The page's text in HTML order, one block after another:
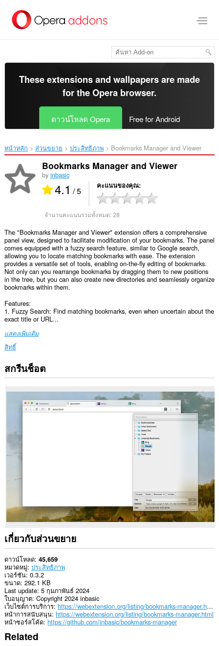
These extensions and wallpapers are made
for theOpera browser.
ดาวน์โหลด Opera Free for Android
หน้าหลัก ส่วนขยาย ประสิทธิภาพ Bookmarks Manager and Viewer‎
Bookmarks Manager and Viewer
by inbasic
4.1 / 5 คะแนนของคุณ
จำนวนคะแนนรวมทั้งหมด:28
The "Bookmarks Manager and Viewer" extension offers a comprehensive
panel view, designed to facilitate modification of your bookmarks. The panel
comes equipped with a fuzzy search feature, similar to Google search,
allowing you to locate matching bookmarks with ease. The extension
provides a versatile set of tools, enabling on-the-fly editing of bookmarks.
Not only can you rearrange bookmarks by dragging them to new positions
in the tree, but you can also create new directories and seamlessly organize
bookmarks within them.
Features:
1. Fuzzy Search: Find matching bookmarks, even when uncertain about the
exact title or URL...
แสดงเพิ่มเติม
สิทธิ์
This
Extension
read
bookmarks.
This
extension
can
create
and
you
the
system
tray.
ส่วน
ขยาย
นี้
จะ
เพิ่ม
กรอบ
ไป
ที่
แถบ
ข้าง
สกรีนช็อต
เกี่ยวกับส่วนขยาย
ดาวน์โหลด 45,659
หมวดหมู่ ประสิทธิภาพ
เวอร์ชัน 0.3.2
ขนาด 292.1 KB
Last update 5 กุมภาพันธ์ 2024
ใบอนุญาต Copyright 2024 inbasic
เว็บไซต์การบริการ
https://webextension.org/listing/bookmarks-manager.html
หน้าการสนับสนุน https://webextension.org/listing/bookmarks-manager.html
หน้าซอร์สโค้ด https://github.com/inbasic/bookmarks-manager
Related